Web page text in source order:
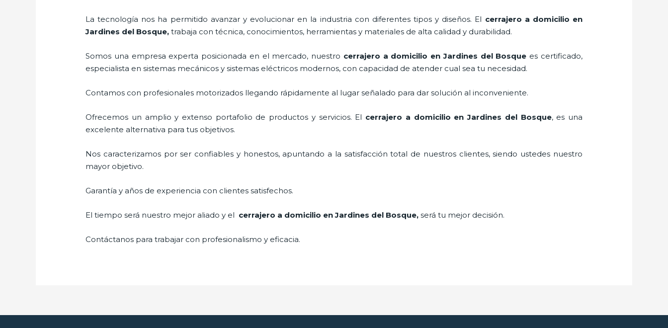
La tecnología nos ha permitido avanzar y evolucionar en la industria con diferentes tipos y diseños. El cerrajero a domicilio en
Jardines del Bosque,trabaja con técnica, conocimientos, herramientas y materiales de alta calidad y durabilidad.
Somos una empresa experta posicionada en el mercado, nuestro cerrajero a domicilio en Jardines del Bosque es certificado,
especialista en sistemas mecánicos y sistemas eléctricos modernos, con capacidad de atender cual sea tu necesidad.
Contamos con profesionales motorizados llegando rápidamente al lugar señalado para dar solución al inconveniente.
Ofrecemos un amplio y extenso portafolio de productos y servicios. El cerrajero a domicilio en Jardines del Bosque, es una
excelente alternativa para tus objetivos.
Nos caracterizamos por ser confiables y honestos, apuntando a la satisfacción total de nuestros clientes, siendo ustedes nuestro
mayor objetivo.
Garantía y años de experiencia con clientes satisfechos.
El tiempo será nuestro mejor aliado y el cerrajero a domicilio en Jardines del Bosque,será tu mejor decisión.
Contáctanos para trabajar con profesionalismo y eficacia.